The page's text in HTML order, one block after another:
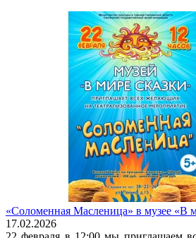
«Соломенная Масленица» в музее «В
17.02.2026